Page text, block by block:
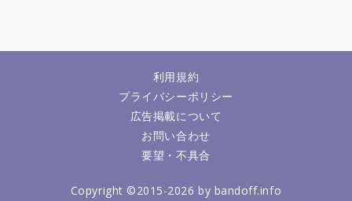
利用規約
プライバシーポリシー
広告掲載について
お問い合わせ
要望・不具合
Copyright ©2015-2026 by bandoff.info